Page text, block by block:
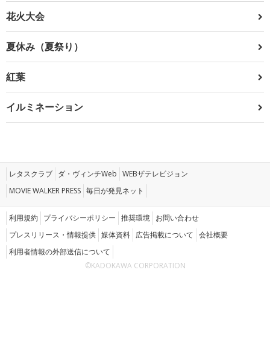
花火大会
夏休み（夏祭り）
紅葉
イルミネーション
レタスクラブ ダ・ヴィンチWeb WEBザテレビジョン
MOVIE WALKER PRESS 毎日が発見ネット
利用規約 プライバシーポリシー 推奨環境 お問い合わせ
プレスリリース・情報提供 媒体資料 広告掲載について 会社概要
利用者情報の外部送信について
©KADOKAWA CORPORATION